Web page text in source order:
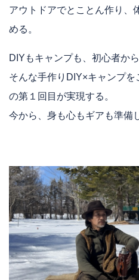
アウトドアでとことん作り、
める。
DIYもキャンプも、初心者か
そんな手作りDIY×キャンプ
の第１回目が実現する。
今から、身も心もギアも準備